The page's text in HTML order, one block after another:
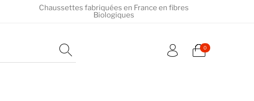
Chaussettes fabriquées en France en fibres
Biologiques
0